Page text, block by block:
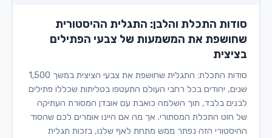
סודות התכלת והלבן: התגלית ההיסטורית
שחושפת את המשמעות של צבעי הפתילים
בציצית
סודות התכלת: התגלית שחושפת את צבעי הציצית במשך 1,500
שנים, יהודים בכל רחבי העולם התעטפו בטליתות שכללו פתילים
לבנים בלבד, תוך השלמה כואבת עם אובדן המסורת העתיקה
של חוט התכלת המסתורי. אך מה אם היינו אומרים לכם שהסוד
ההיסטורי הזה נפתר ממש מתחת לאף שלנו, בזכות תגלית